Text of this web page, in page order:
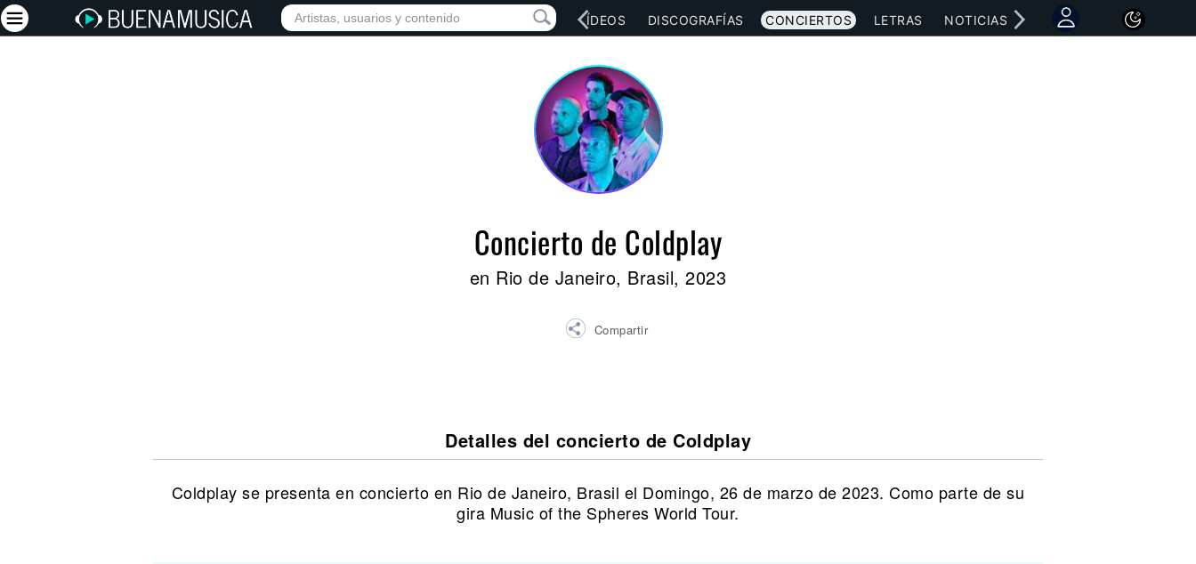
INICIO ARTISTAS RED SOCIAL MÚSICA VÍDEOS DISCOGRAFÍAS CONCIERTOS LETRAS NOTICIAS
Concierto de Coldplay
en Rio de Janeiro, Brasil, 2023
Compartir
Detalles del concierto de Coldplay
Coldplay se presenta en concierto en Rio de Janeiro, Brasil el Domingo, 26 de marzo de 2023. Como parte de su
gira Music of the Spheres World Tour.